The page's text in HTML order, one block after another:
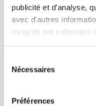
publicité et d'analyse,
avec d'autres
ou qu'ils ont collectées
Nécessaires
Préférences
anticiper ou du
Réponse dans